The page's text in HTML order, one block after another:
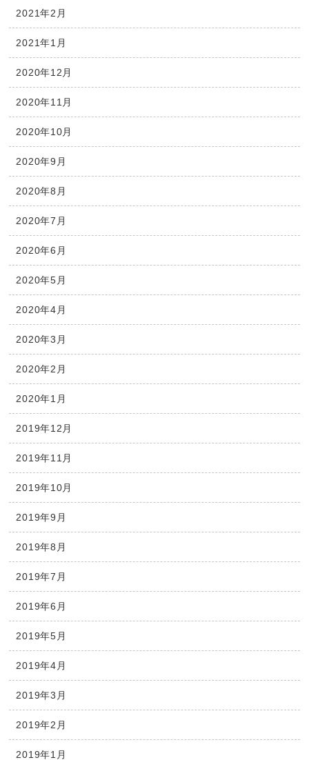
2021年2月
2021年1月
2020年12月
2020年11月
2020年10月
2020年9月
2020年8月
2020年7月
2020年6月
2020年5月
2020年4月
2020年3月
2020年2月
2020年1月
2019年12月
2019年11月
2019年10月
2019年9月
2019年8月
2019年7月
2019年6月
2019年5月
2019年4月
2019年3月
2019年2月
2019年1月